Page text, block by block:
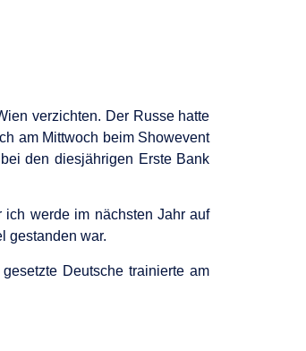
verzichten. Der Russe hatte
am Mittwoch beim Showevent
den diesjährigen Erste Bank
ich werde im nächsten Jahr auf
gestanden war.
Deutsche trainierte am